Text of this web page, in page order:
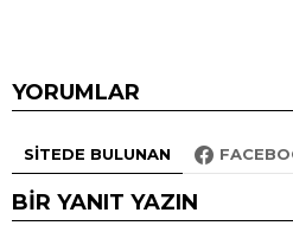
YORUMLAR
SITEDE BULUNAN
BIR YANIT YAZIN